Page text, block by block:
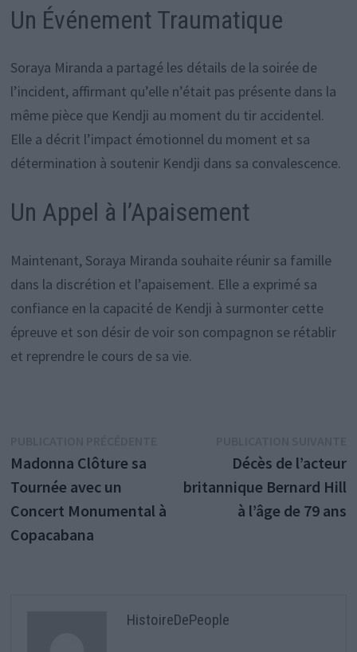
Un Événement Traumatique
Soraya Miranda a partagé les détails de la soirée de
l’incident, affirmant qu’elle n’était pas présente dans la
même pièce que Kendji au moment du tir accidentel.
Elle a décrit l’impact émotionnel du moment et sa
détermination à soutenir Kendji dans sa convalescence.
Un Appel à l’Apaisement
Maintenant, Soraya Miranda souhaite réunir sa famille
dans la discrétion et l’apaisement. Elle a exprimé sa
confiance en la capacité de Kendji à surmonter cette
épreuve et son désir de voir son compagnon se rétablir
et reprendre le cours de sa vie.
de
l’article
Madonna Clôture sa
Tournée avec un
Concert Monumental à
Copacabana
Décès de l’acteur
britannique Bernard Hill
à l’âge de 79 ans
HistoireDePeople